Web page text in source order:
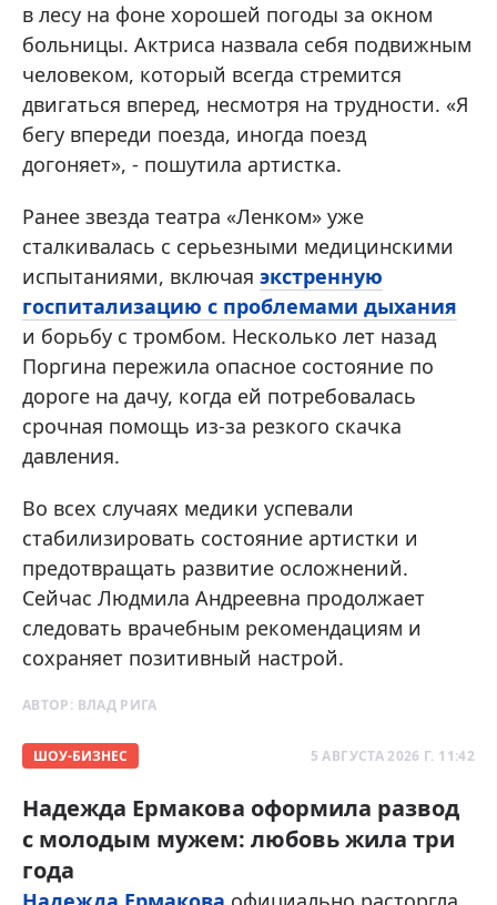
в лесу на фоне хорошей погоды за окном
больницы. Актриса назвала себя подвижным
человеком, который всегда стремится
двигаться вперед, несмотря на трудности. «Я
бегу впереди поезда, иногда поезд
догоняет», - пошутила артистка.
Ранее звезда театра «Ленком» уже
сталкивалась с серьезными медицинскими
испытаниями, включая экстренную
госпитализацию с проблемами дыхания
и борьбу с тромбом. Несколько лет назад
Поргина пережила опасное состояние по
дороге на дачу, когда ей потребовалась
срочная помощь из-за резкого скачка
давления.
Во всех случаях медики успевали
стабилизировать состояние артистки и
предотвращать развитие осложнений.
Сейчас Людмила Андреевна продолжает
следовать врачебным рекомендациям и
сохраняет позитивный настрой.
АВТОР: ВЛАД РИГА
ШОУ-БИЗНЕС 5 АВГУСТА 2026 Г. 11:42
Надежда Ермакова оформила развод
с молодым мужем: любовь жила три
года